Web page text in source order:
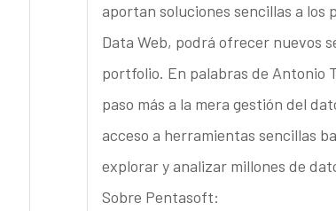
aportan soluciones sencillas a los
Data Web, podrá ofrecer nuevos
portfolio. En palabras de Antonio
paso más a la mera gestión del
acceso a herramientas sencillas
explorar y analizar millones de
Sobre Pentasoft: